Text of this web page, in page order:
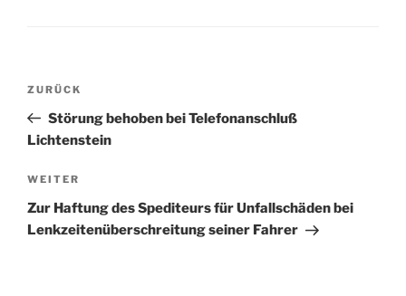
Beitragsnavigation
Vorheriger
Beitrag
ZURÜCK
Störung behoben bei Telefonanschluß
Lichtenstein
Nächster
Beitrag
WEITER
Zur Haftung des Spediteurs für Unfallschäden bei
Lenkzeitenüberschreitung seiner Fahrer